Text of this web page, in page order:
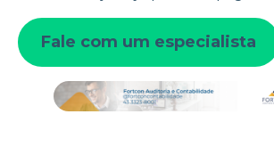
Fale com um especialista